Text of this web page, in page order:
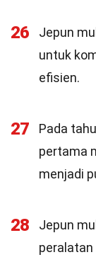
26
Jepun
untuk
efisien.
27
Pada
pertama
menjadi
28
Jepun